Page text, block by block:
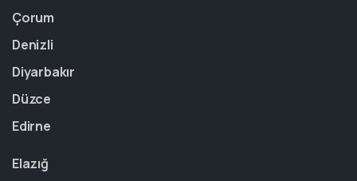
Çorum
Denizli
Diyarbakır
Düzce
Edirne
Elazığ